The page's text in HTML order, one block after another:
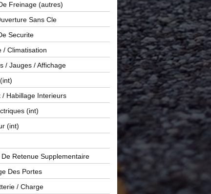
Freinage (autres)
Sans Cle
Securite
/ Climatisation
/ Jauges / Affichage
/ Habillage Interieurs
(int)
(int)
Retenue Supplementaire
Des Portes
/ Charge